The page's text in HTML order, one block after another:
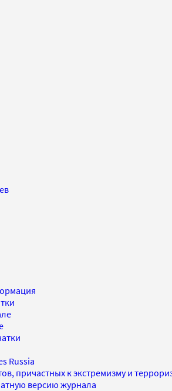
Russia
причастных к экстремизму и
версию журнала